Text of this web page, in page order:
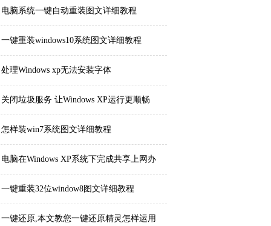
电脑系统一键自动重装图文详细教程
一键重装windows10系统图文详细教程
处理Windows xp无法安装字体
关闭垃圾服务 让Windows XP运行更顺畅
怎样装win7系统图文详细教程
电脑在Windows XP系统下完成共享上网办
法
一键重装32位window8图文详细教程
一键还原,本文教您一键还原精灵怎样运用